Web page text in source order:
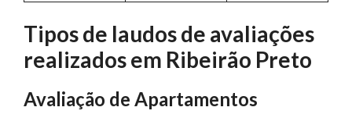
Tipos de laudos de avaliações
realizados em Ribeirão Preto
Avaliação de Apartamentos